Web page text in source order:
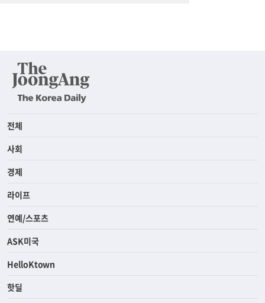
전체
사회
경제
라이프
연예/스포츠
ASK미국
HelloKtown
핫딜